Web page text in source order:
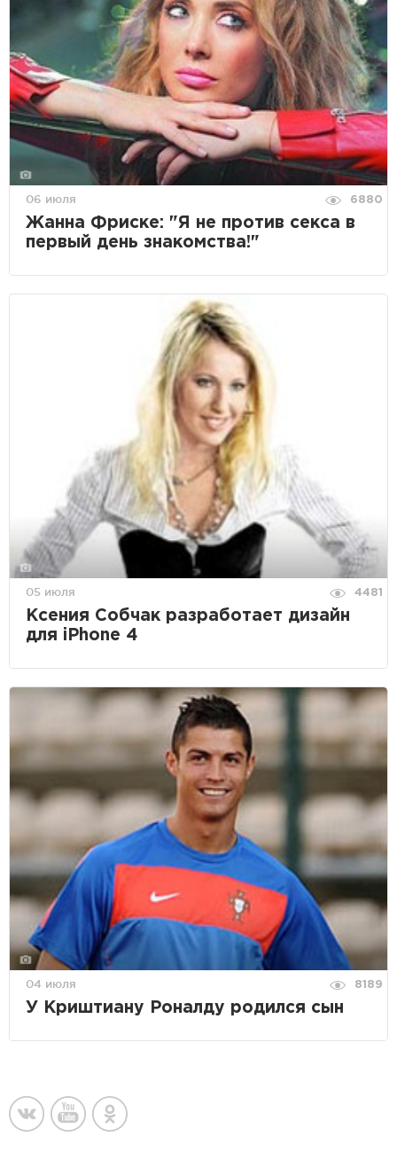
06 июля 6880
Жанна Фриске: "Я не против секса в
первый день знакомства!"
05 июля 4481
Ксения Собчак разработает дизайн
для iPhone 4
04 июля 8189
У Криштиану Роналду родился сын